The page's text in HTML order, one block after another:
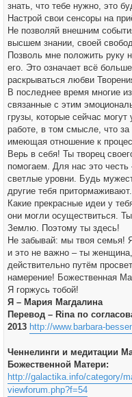
знать, что тебе нужно, это
Настрой свои сенсоры на
Не позволяй внешним
высшем знании, своей
Позволь мне положить руку
его. Это означает всё
раскрываться любви
В последнее время многие
связанные с этим
грузы, которые сейчас
работе, в том смысле, что
имеющая отношение к
Верь в себя! Ты творец
помогаем. Для нас это
светлые уровни. Будь
другие тебя
Какие прекрасные идеи у
они могли осуществиться.
Землю. Поэтому ты здесь!
Не забывай: мы твоя семья!
и это не важно – ты
действительно путём
намерение! Божественная
Я горжусь тобой!
Я – Мария Магдалина
Перевод – Rina по
2013 http://www.barbara-
Ченнелинги и медитации
Божественной Матери:
http://galactika.info/category/
viewforum.php?f=54